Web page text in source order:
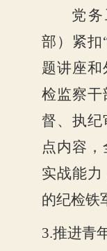
党
部）紧扣
题讲座
检监察干
督、执纪
点内容
实战能力
的纪检铁
3.推进青